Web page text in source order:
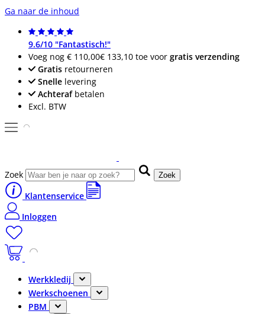
Ga naar de inhoud
9.6/10 "Fantastisch!"
Voeg nog € 110,00€ 133,10 toe voor gratis verzending
Gratis retourneren
Snelle levering
Achterafbetalen
Excl. BTW
Zoek Zoek
Klantenservice
Inloggen
Werkkledij
Werkschoenen
PBM